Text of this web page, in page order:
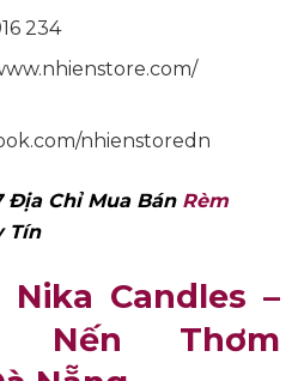
234
nhienstoredn
Địa Chỉ Mua Bán Rèm
Tín
Candles –
Nến Thơm